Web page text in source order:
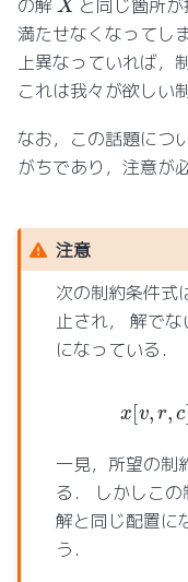
満たせなくなってし
上異なっていれば，
これは我々が欲しい
なお，この話題につ
がちであり，注意が
注意
次の制約条件
止され， 解で
になっている．
x[v ,r,
一見，所望の制
る． しかしこ
解と同じ配置に
う．